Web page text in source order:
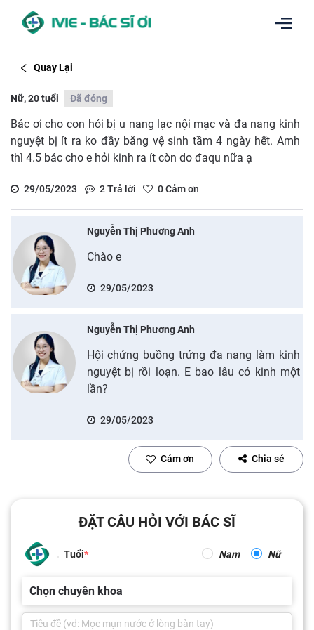
Quay Lại
Nữ, 20 tuổi Đã đóng
Bác ơi cho con hỏi bị u nang lạc nội mạc và đa nang kinh
nguyệt bị ít ra ko đầy băng vệ sinh tầm 4 ngày hết. Amh
thì 4.5 bác cho e hỏi kinh ra ít còn do đaqu nữa ạ
29/05/2023 2Trả lời 0Cảm ơn
Nguyễn Thị Phương Anh
Chào e
29/05/2023
Nguyễn Thị Phương Anh
Hội chứng buồng trứng đa nang làm kinh
nguyệt bị rồi loạn. E bao lâu có kinh một
lần?
29/05/2023
Cảm ơn Chia sẻ
ĐẶT CÂU HỎI VỚI BÁC SĨ
Tuổi Nam Nữ
Chọn chuyên khoa